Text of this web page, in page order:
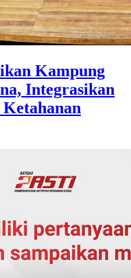
Kampung
Integrasikan